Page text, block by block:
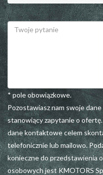
* pole obowiązkowe.
Pozostawiasz nam swoje
stanowiący zapytanie o
dane kontaktowe celem
telefonicznie lub mailowo.
konieczne do przedstawienia
osobowych jest KMOTORS